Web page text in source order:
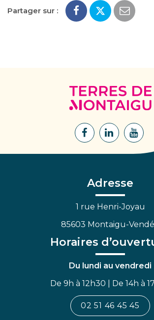
Partager sur :
Lien
Facebook
Lien
Lien
Adresse
1 rue Henri-Joyau
85603 Montaigu-
Horaires
Du lundi au vendredi
De 9h à 12h30 | De 14h à
02 51 46 45 45